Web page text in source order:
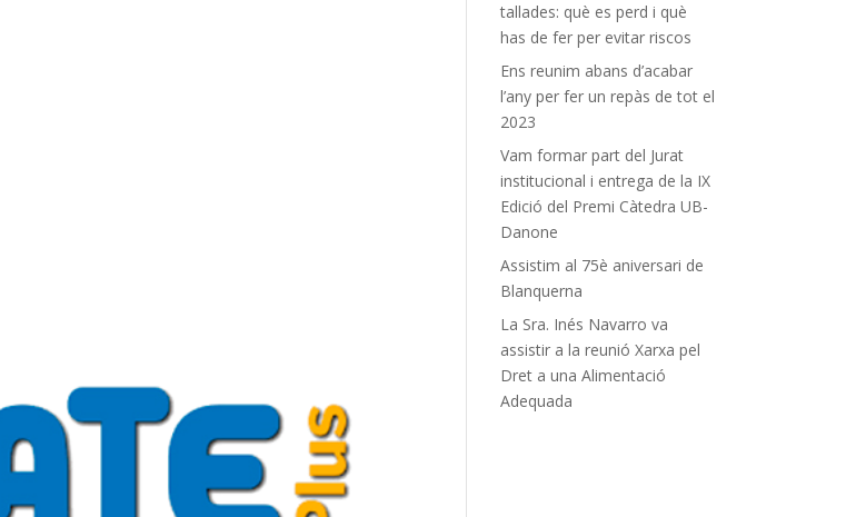
tallades: què es perd i què
has de fer per evitar riscos
Ens reunim abans d’acabar
l’any per fer un repàs de tot el
2023
Vam formar part del Jurat
institucional i entrega de la IX
Edició del Premi Càtedra UB-
Danone
Assistim al 75è aniversari de
Blanquerna
La Sra. Inés Navarro va
assistir a la reunió Xarxa pel
Dret a una Alimentació
Adequada